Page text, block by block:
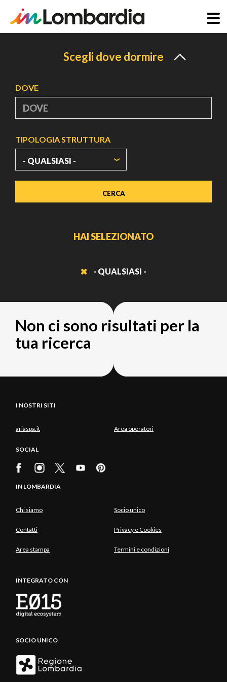
Scegli dove dormire
DOVE
TIPOLOGIA STRUTTURA
HAI SELEZIONATO
- QUALSIASI -
Non ci sono risultati per la
tua ricerca
I NOSTRI SITI
ariaspa.it Area operatori
SOCIAL
IN LOMBARDIA
Chi siamo Socio unico
Contatti Privacy e Cookies
Area stampa Termini e condizioni
INTEGRATO CON
SOCIO UNICO